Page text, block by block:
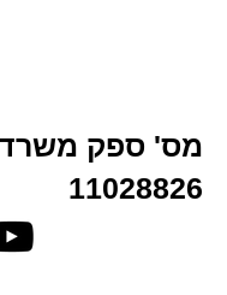
מס' ספק משרד
11028826